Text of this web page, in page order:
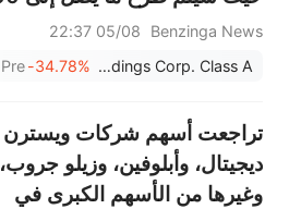
بسعر لا يقل عن 2.00 دولار أمريكي للسهم الواحد.
Benzinga News
05/08 22:37
UWM Holdings Corp. Class A
-34.78%
Pre
تراجعت أسهم شركات ويسترن
ديجيتال، وأبلوفين، وزيلو جروب،
وغيرها من الأسهم الكبرى في